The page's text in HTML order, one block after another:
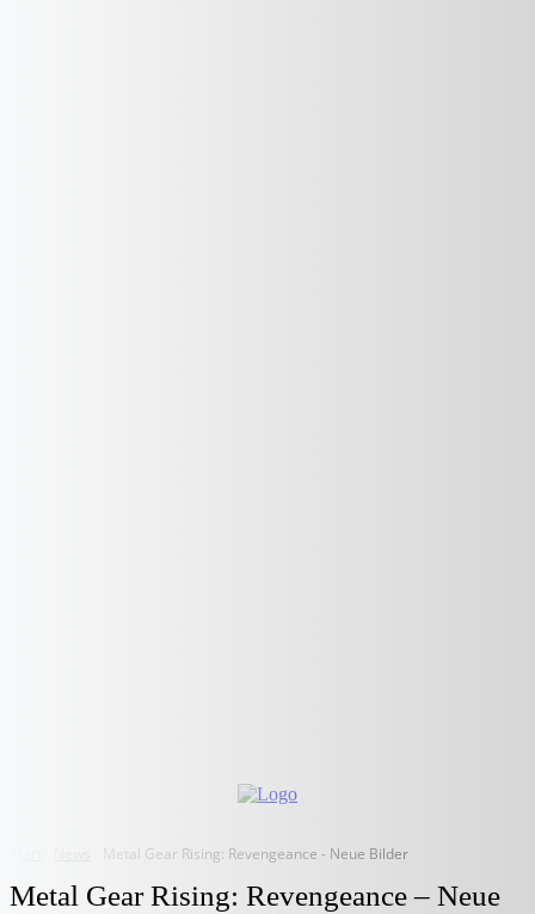
Metal Gear Rising: Revengeance - Neue Bilder
Metal Gear Rising: Revengeance – Neue